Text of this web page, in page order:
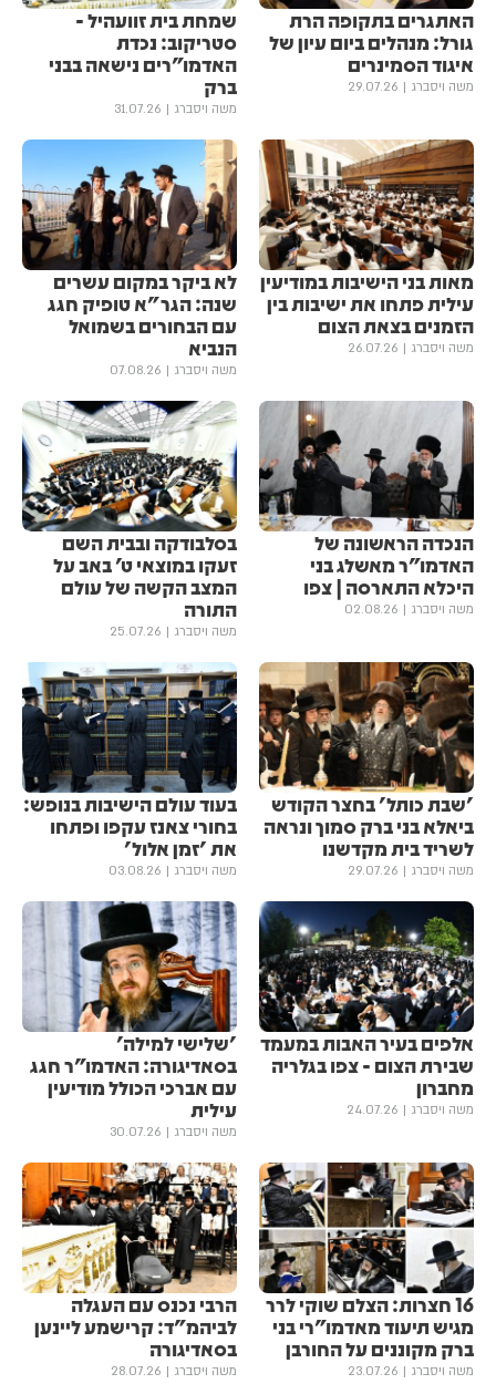
האתגרים בתקופה הרת
גורל: מנהלים ביום עיון של
איגוד הסמינרים
משה ויסברג 29.07.26
שמחת בית זוועהיל -
סטריקוב: נכדת
האדמו"רים נישאה בבני
ברק
משה ויסברג 31.07.26
מאות בני הישיבות במודיעין
עילית פתחו את ישיבות בין
הזמנים בצאת הצום
משה ויסברג 26.07.26
לא ביקר במקום עשרים
שנה: הגר"א טופיק חגג
עם הבחורים בשמואל
הנביא
משה ויסברג 07.08.26
הנכדה הראשונה של
האדמו"ר מאשלג בני
היכלא התארסה | צפו
משה ויסברג 02.08.26
בסלבודקה ובבית השם
זעקו במוצאי ט' באב על
המצב הקשה של עולם
התורה
משה ויסברג 25.07.26
'שבת כותל' בחצר הקודש
ביאלא בני ברק סמוך ונראה
לשריד בית מקדשנו
משה ויסברג 29.07.26
בעוד עולם הישיבות בנופש:
בחורי צאנז עקפו ופתחו
את 'זמן אלול'
משה ויסברג 03.08.26
אלפים בעיר האבות במעמד
שבירת הצום - צפו בגלריה
מחברון
משה ויסברג 24.07.26
'שלישי למילה'
בסאדיגורה: האדמו"ר חגג
עם אברכי הכולל מודיעין
עילית
משה ויסברג 30.07.26
16 חצרות: הצלם שוקי לרר
מגיש תיעוד מאדמו"רי בני
ברק מקוננים על החורבן
משה ויסברג 23.07.26
הרבי נכנס עם העגלה
לביהמ"ד: קרישמע ליינען
בסאדיגורה
משה ויסברג 28.07.26